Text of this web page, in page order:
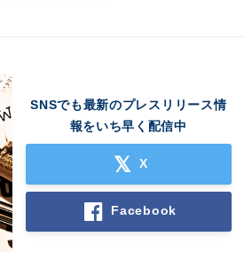
SNSでも最新のプレスリリース情
報をいち早く配信中
X
Facebook